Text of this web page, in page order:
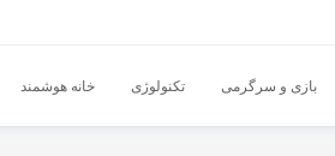
بازی و سرگرمی تکنولوژی خانه هوشمند